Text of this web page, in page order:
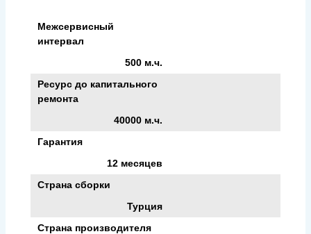
Межсервисный
интервал
500 м.ч.
Ресурс до капитального
ремонта
40000 м.ч.
Гарантия
12 месяцев
Страна сборки
Турция
Страна производителя